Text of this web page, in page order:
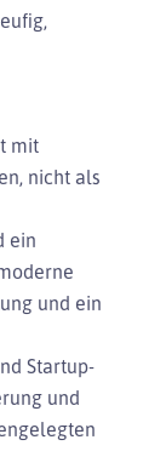
mit
nicht als
ein
und ein
Startup-
und